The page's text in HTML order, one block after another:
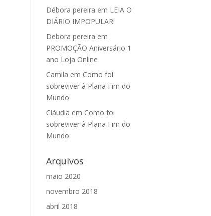
Débora pereira em LEIA O
DIÁRIO IMPOPULAR!
Debora pereira em
PROMOÇÃO Aniversário 1
ano Loja Online
Camila em Como foi
sobreviver à Plana Fim do
Mundo
Cláudia em Como foi
sobreviver à Plana Fim do
Mundo
Arquivos
maio 2020
novembro 2018
abril 2018